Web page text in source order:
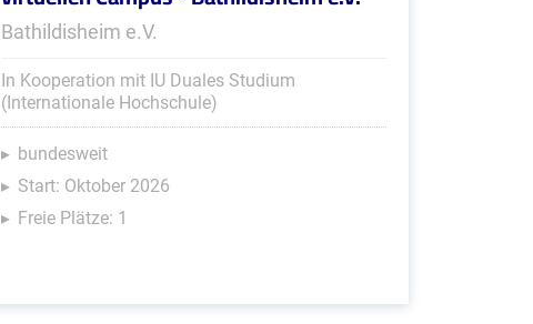
Bathildisheim e.V.
In Kooperation mit IU Duales Studium
(Internationale Hochschule)
bundesweit
Start: Oktober 2026
Freie Plätze: 1